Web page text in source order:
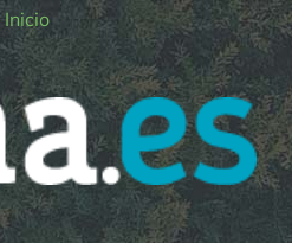
Inicio